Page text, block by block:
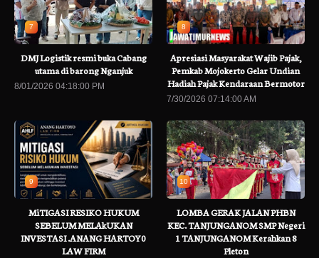
7
DMJ Logistik resmi buka Cabang
utama di barong Nganjuk
8/01/2026 04:18:00 PM
8
Apresiasi Masyarakat Wajib Pajak,
Pemkab Mojokerto Gelar Undian
Hadiah Pajak Kendaraan Bermotor
7/30/2026 07:14:00 AM
9
MiTIGASI RESIKO HUKUM
SEBELUM MELAkUKAN
INVESTASI .ANANG HARTOY0
LAW FIRM
10
LOMBA GERAK JALAN PHBN
KEC. TANJUNGANOM SMP Negeri
1 TANJUNGANOM Kerahkan 8
Pleton